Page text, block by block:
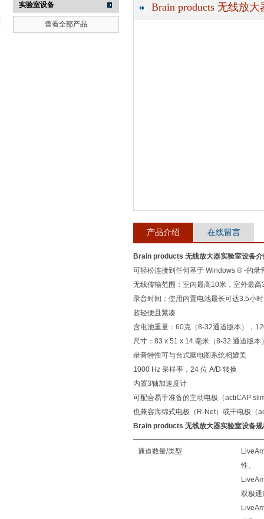
实验室设备
查看全部产品
Brain products 无线放
产品介绍 在线留言
Brain products 无线放大器实验室设备
可轻松连接到任何基于 Windows ® -的录
无线传输范围：室内最高10米，室外最高
录音时间：使用内置电池最长可达3.5小
超轻便且紧凑
含电池重量：60克（8-32通道版本），
尺寸：83 x 51 x 14 毫米（8-32 通道版
录音特性可与台式脑电图系统相媲美
1000 Hz 采样率，24 位 A/D 转换
内置3轴加速度计
可配合易于准备的主动电极（actiCAP
也兼容海绵式电极（R-Net）或干电极（
Brain products 无线放大器实验室设备
通道数量/类型
性。
双极通